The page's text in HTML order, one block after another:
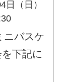
日（日）
ニバスケ
下記に